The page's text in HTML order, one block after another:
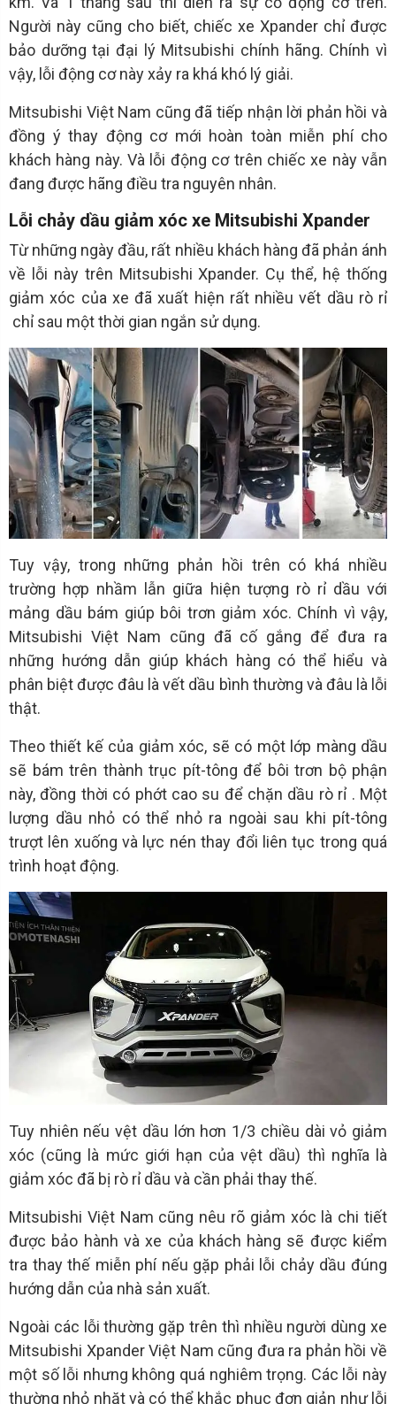
Người này cũng cho biết, chiếc xe Xpander chỉ được
bảo dưỡng tại đại lý Mitsubishi chính hãng. Chính vì
vậy, lỗi động cơ này xảy ra khá khó lý giải.
Mitsubishi Việt Nam cũng đã tiếp nhận lời phản hồi và
đồng ý thay động cơ mới hoàn toàn miễn phí cho
khách hàng này. Và lỗi động cơ trên chiếc xe này vẫn
đang được hãng điều tra nguyên nhân.
Lỗi chảy dầu giảm xóc xe Mitsubishi Xpander
Từ những ngày đầu, rất nhiều khách hàng đã phản ánh
về lỗi này trên Mitsubishi Xpander. Cụ thể, hệ thống
giảm xóc của xe đã xuất hiện rất nhiều vết dầu rò rỉ
chỉ sau một thời gian ngắn sử dụng.
Tuy vậy, trong những phản hồi trên có khá nhiều
trường hợp nhầm lẫn giữa hiện tượng rò rỉ dầu với
mảng dầu bám giúp bôi trơn giảm xóc. Chính vì vậy,
Mitsubishi Việt Nam cũng đã cố gắng để đưa ra
những hướng dẫn giúp khách hàng có thể hiểu và
phân biệt được đâu là vết dầu bình thường và đâu là lỗi
thật.
Theo thiết kế của giảm xóc, sẽ có một lớp màng dầu
sẽ bám trên thành trục pít-tông để bôi trơn bộ phận
này, đồng thời có phớt cao su để chặn dầu rò rỉ . Một
lượng dầu nhỏ có thể nhỏ ra ngoài sau khi pít-tông
trượt lên xuống và lực nén thay đổi liên tục trong quá
trình hoạt động.
Tuy nhiên nếu vệt dầu lớn hơn 1/3 chiều dài vỏ giảm
xóc (cũng là mức giới hạn của vệt dầu) thì nghĩa là
giảm xóc đã bị rò rỉ dầu và cần phải thay thế.
Mitsubishi Việt Nam cũng nêu rõ giảm xóc là chi tiết
được bảo hành và xe của khách hàng sẽ được kiểm
tra thay thế miễn phí nếu gặp phải lỗi chảy dầu đúng
hướng dẫn của nhà sản xuất.
Ngoài các lỗi thường gặp trên thì nhiều người dùng xe
Mitsubishi Xpander Việt Nam cũng đưa ra phản hồi về
một số lỗi nhưng không quá nghiêm trọng. Các lỗi này
thường nhỏ nhặt và có thể khắc phục đơn giản như lỗi